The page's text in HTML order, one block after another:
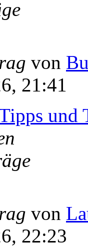
von
21:41
und
von
22:23